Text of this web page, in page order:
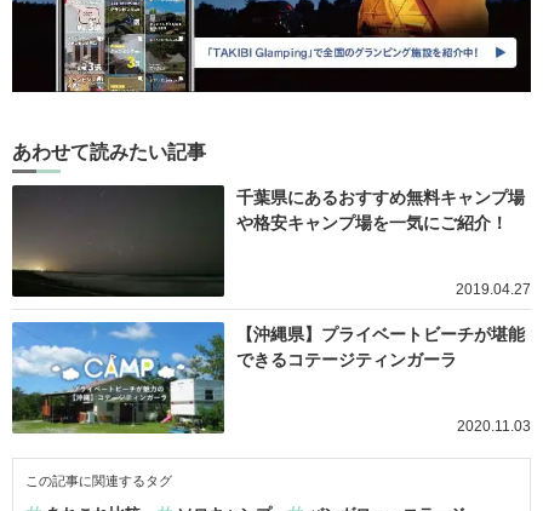
あわせて読みたい記事
千葉県にあるおすすめ無料キャンプ場
や格安キャンプ場を一気にご紹介！
2019.04.27
【沖縄県】プライベートビーチが堪能
できるコテージティンガーラ
2020.11.03
この記事に関連するタグ